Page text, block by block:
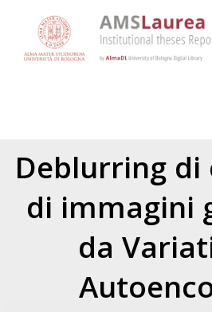
Deblurring di
di immagini
da